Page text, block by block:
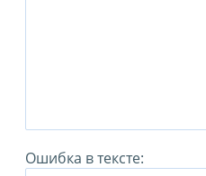
Ошибка в тексте: